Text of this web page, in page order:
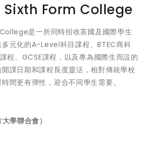
Sixth Form College
是一所同時招收英國及國際學生
元化的A-Level科目課程、BTEC商科
程、GCSE課程，以及專為國際生而設的
課日期和課程長度靈活，相對傳統學校
間更有彈性，迎合不同學生需要。
學聯合會）